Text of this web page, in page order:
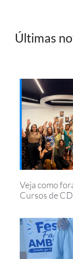
Últimas
Veja como
Cursos de